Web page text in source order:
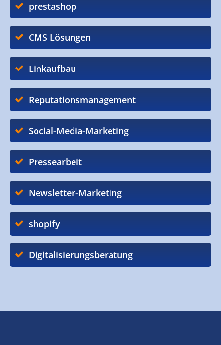
prestashop
CMS Lösungen
Linkaufbau
Reputationsmanagement
Social-Media-Marketing
Pressearbeit
Newsletter-Marketing
shopify
Digitalisierungsberatung